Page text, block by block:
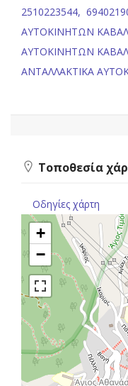
2510223544,
ΑΥΤΟΚΙΝΗΤΩΝ
ΑΥΤΟΚΙΝΗΤΩΝ
ΑΝΤΑΛΛΑΚΤΙΚΑ
Τοποθεσία
Οδηγίες χάρτη
+
−